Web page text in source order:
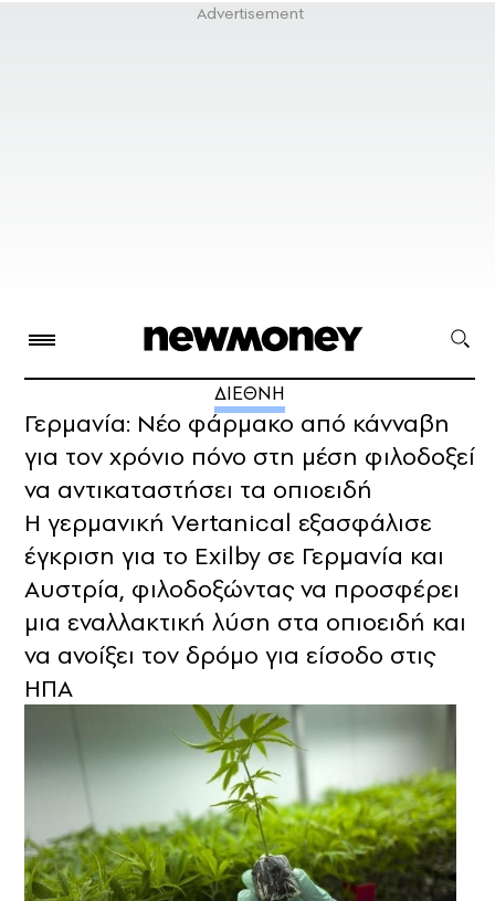
ΔΙΕΘΝΗ
Γερμανία: Νέο φάρμακο από κάνναβη
για τον χρόνιο πόνο στη μέση φιλοδοξεί
να αντικαταστήσει τα οπιοειδή
Η γερμανική Vertanical εξασφάλισε
έγκριση για το Exilby σε Γερμανία και
Αυστρία, φιλοδοξώντας να προσφέρει
μια εναλλακτική λύση στα οπιοειδή και
να ανοίξει τον δρόμο για είσοδο στις
ΗΠΑ